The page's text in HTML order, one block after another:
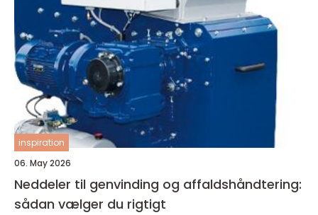
inspiration
06. May 2026
Neddeler til genvinding og affaldshåndtering:
sådan vælger du rigtigt